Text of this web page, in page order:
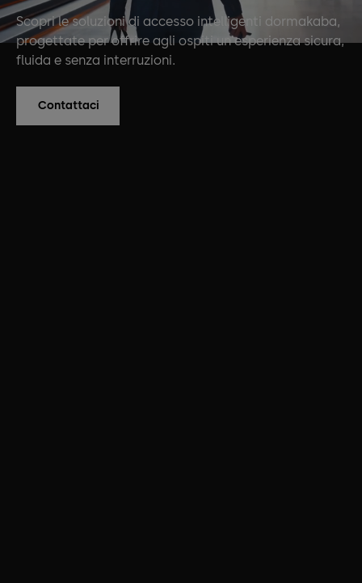
Scopri le soluzioni di accesso intelligenti dormakaba,
progettate per offrire agli ospiti un'esperienza sicura,
fluida e senza interruzioni.
Contattaci